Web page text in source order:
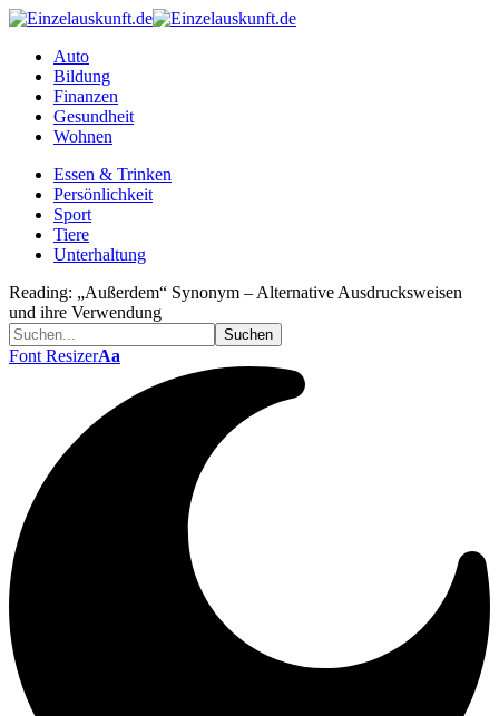
Auto
Bildung
Finanzen
Gesundheit
Wohnen
Essen & Trinken
Persönlichkeit
Sport
Tiere
Unterhaltung
Reading: „Außerdem“ Synonym – Alternative Ausdrucksweisen
und ihre Verwendung
Font ResizerAa